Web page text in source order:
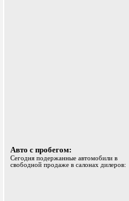
Авто с пробегом:
Сегодня подержанные автомобили в
свободной продаже в салонах дилеров: